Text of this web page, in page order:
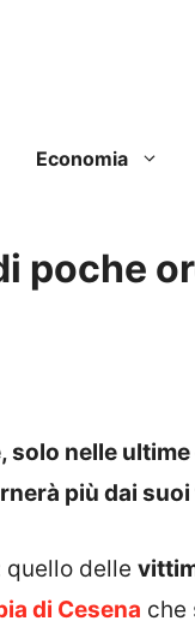
Economia
poche
solo nelle
più dai
quello delle
di Cesena che